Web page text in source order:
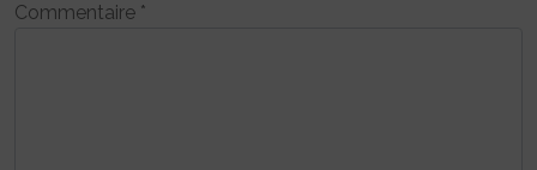
Commentaire *